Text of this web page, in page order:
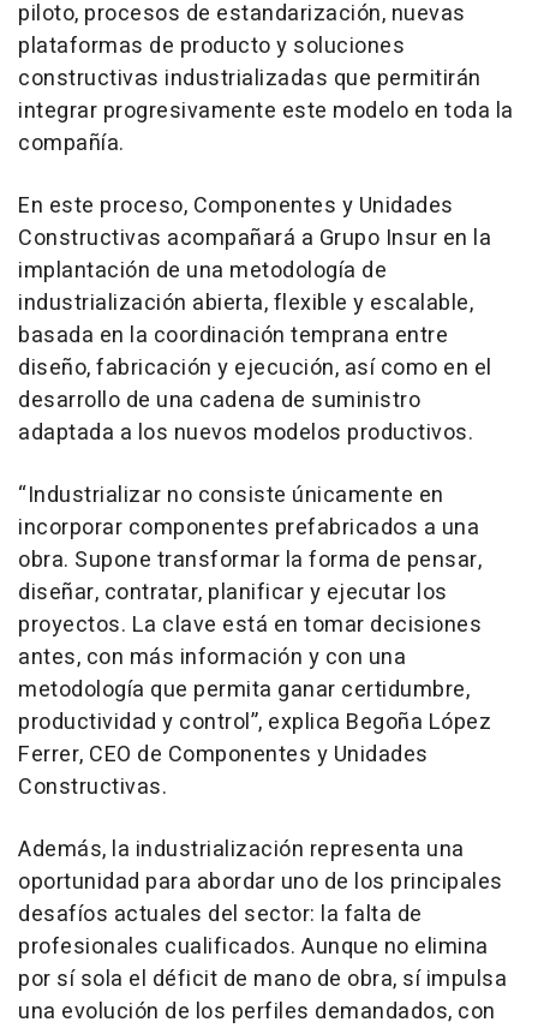
piloto, procesos de estandarización, nuevas
plataformas de producto y soluciones
constructivas industrializadas que permitirán
integrar progresivamente este modelo en toda la
compañía.
En este proceso, Componentes y Unidades
Constructivas acompañará a Grupo Insur en la
implantación de una metodología de
industrialización abierta, flexible y escalable,
basada en la coordinación temprana entre
diseño, fabricación y ejecución, así como en el
desarrollo de una cadena de suministro
adaptada a los nuevos modelos productivos.
“Industrializar no consiste únicamente en
incorporar componentes prefabricados a una
obra. Supone transformar la forma de pensar,
diseñar, contratar, planificar y ejecutar los
proyectos. La clave está en tomar decisiones
antes, con más información y con una
metodología que permita ganar certidumbre,
productividad y control”, explica Begoña López
Ferrer, CEO de Componentes y Unidades
Constructivas.
Además, la industrialización representa una
oportunidad para abordar uno de los principales
desafíos actuales del sector: la falta de
profesionales cualificados. Aunque no elimina
por sí sola el déficit de mano de obra, sí impulsa
una evolución de los perfiles demandados, con